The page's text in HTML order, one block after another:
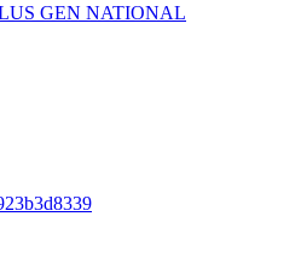
GEN NATIONAL